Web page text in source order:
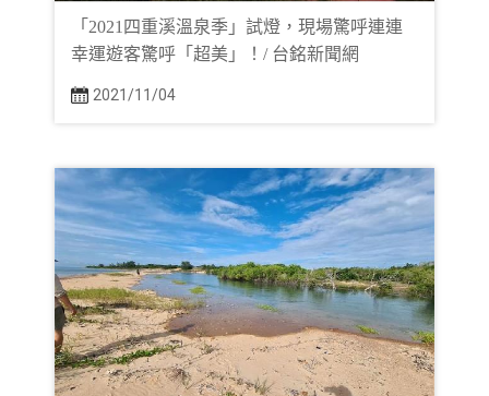
「2021四重溪溫泉季」試燈，現場驚呼連連
幸運遊客驚呼「超美」！/ 台銘新聞網
2021/11/04